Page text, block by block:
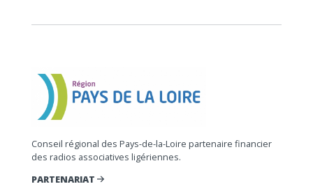
Conseil régional des Pays-de-la-Loire partenaire financier
des radios associatives ligériennes.
PARTENARIAT